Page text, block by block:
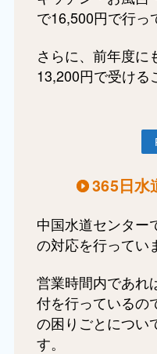
で16,500円で行っ
さらに、前年度に
13,200円で受ける
365日水
中国水道センター
の対応を行ってい
営業時間内であれ
付を行っているの
の困りごとについ
す。